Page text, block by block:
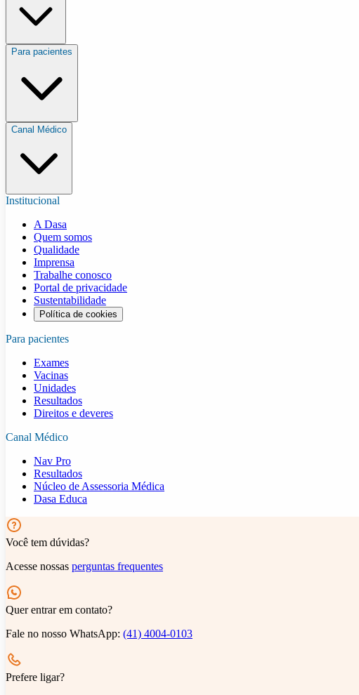
Para pacientes
Canal Médico
Institucional
A Dasa
Quem somos
Qualidade
Imprensa
Trabalhe conosco
Portal de privacidade
Sustentabilidade
Política de cookies
Para pacientes
Exames
Vacinas
Unidades
Resultados
Direitos e deveres
Canal Médico
Nav Pro
Resultados
Núcleo de Assessoria Médica
Dasa Educa
Você tem dúvidas?
Acesse nossas perguntas frequentes
Quer entrar em contato?
Fale no nosso WhatsApp: (41) 4004-0103
Prefere ligar?